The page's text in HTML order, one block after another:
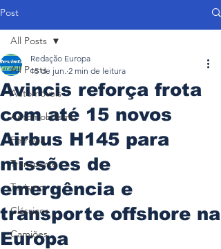
Post
All Posts
Automóveis
Automobilismo
Ferrovia
Transporte
Turismo
Clássicos
Camiões
All Posts
Avincis reforça frota
com até 15 novos
Airbus H145 para
missões de
emergência e
transporte offshore na
Europa
Redação Europa
15 de jun. 2 min de leitura